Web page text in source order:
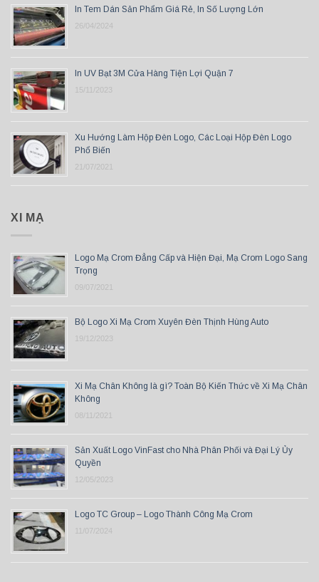
In Tem Dán Sản Phẩm Giá Rẻ, In Số Lượng Lớn
26/04/2024
In UV Bạt 3M Cửa Hàng Tiện Lợi Quận 7
15/11/2023
Xu Hướng Làm Hộp Đèn Logo, Các Loại Hộp Đèn Logo
Phổ Biến
21/07/2021
XI MẠ
Logo Mạ Crom Đẳng Cấp và Hiện Đại, Mạ Crom Logo Sang
Trọng
09/07/2021
Bộ Logo Xi Mạ Crom Xuyên Đèn Thịnh Hùng Auto
19/12/2023
Xi Mạ Chân Không là gì? Toàn Bộ Kiến Thức về Xi Mạ Chân
Không
08/11/2021
Sản Xuất Logo VinFast cho Nhà Phân Phối và Đại Lý Ủy
Quyền
12/05/2023
Logo TC Group – Logo Thành Công Mạ Crom
11/07/2024